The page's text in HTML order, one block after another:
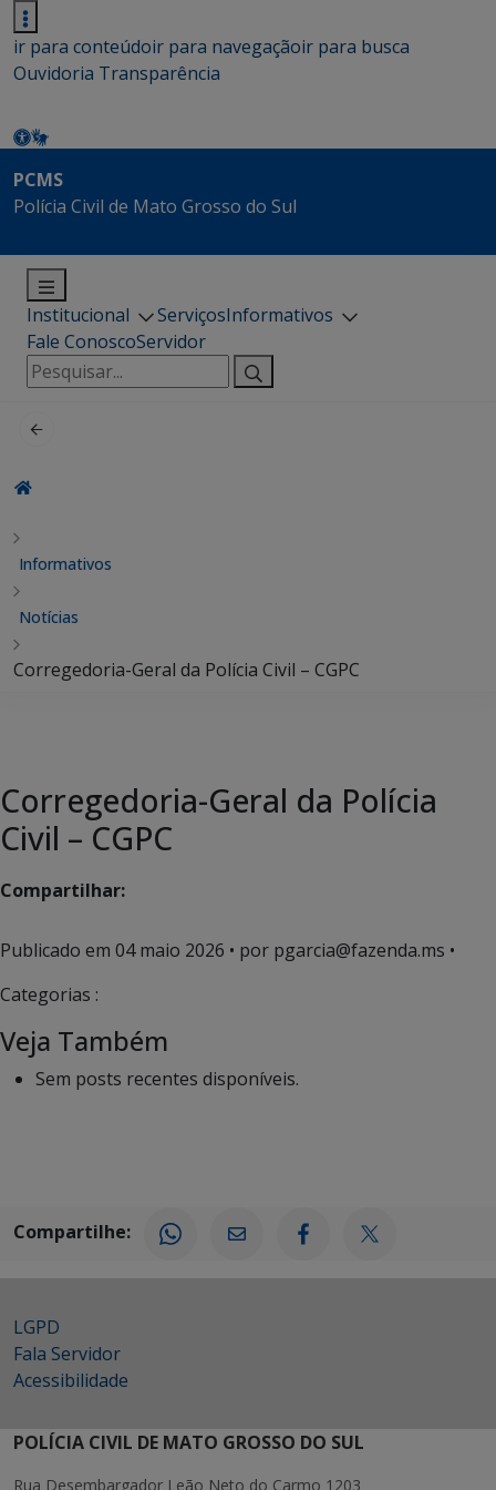
ir para conteúdoir para navegaçãoir para busca
Ouvidoria Transparência
PCMS
Polícia Civil de Mato Grosso do Sul
Institucional ServiçosInformativos
Fale ConoscoServidor
Pesquisar
por:
Informativos
Notícias
Corregedoria-Geral da Polícia Civil – CGPC
Corregedoria-Geral da Polícia
Civil – CGPC
Compartilhar:
Publicado em 04 maio 2026 • por pgarcia@fazenda.ms •
Categorias :
Veja Também
Sem posts recentes disponíveis.
Compartilhe:
LGPD
Fala Servidor
Acessibilidade
POLÍCIA CIVIL DE MATO GROSSO DO SUL
Rua Desembargador Leão Neto do Carmo 1203